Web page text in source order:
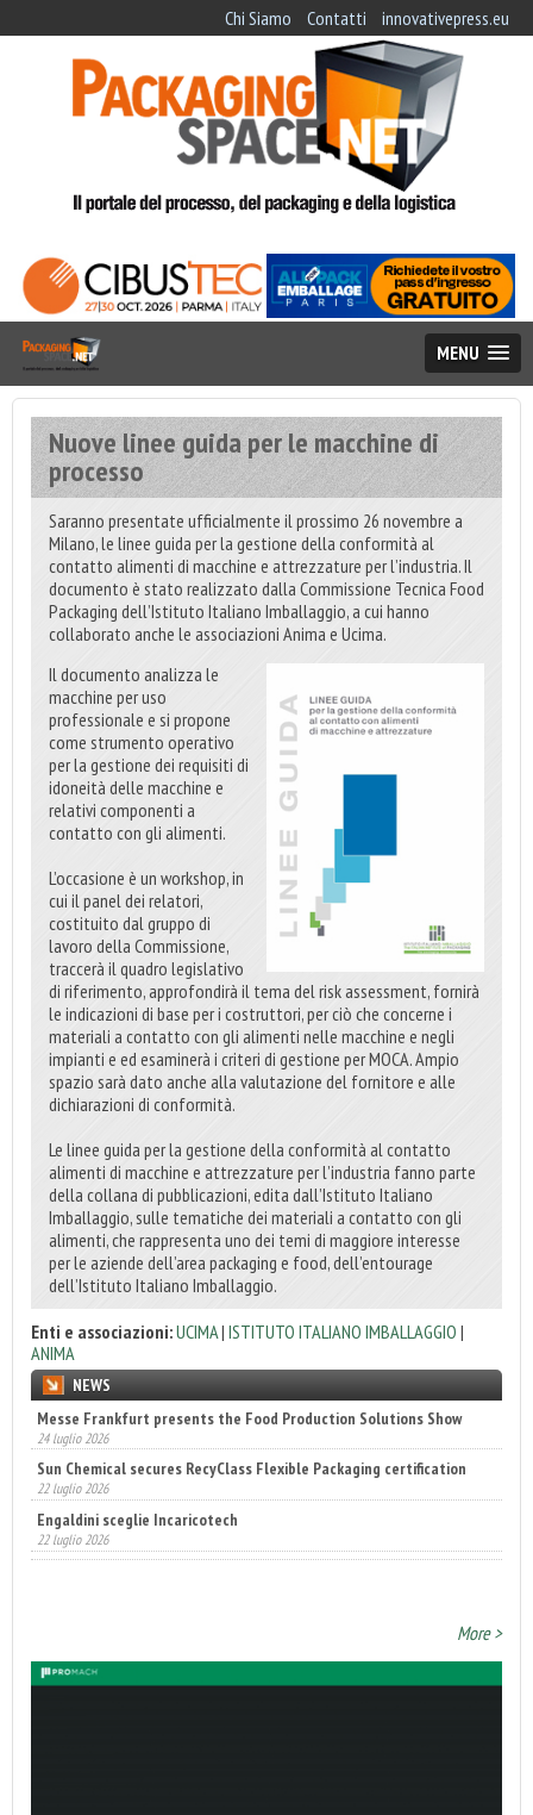
Chi Siamo Contatti innovativepress.eu
MENU
Nuove linee guida per le macchine di
processo
Saranno presentate ufficialmente il prossimo 26 novembre a
Milano, le linee guida per la gestione della conformità al
contatto alimenti di macchine e attrezzature per l’industria. Il
documento è stato realizzato dalla Commissione Tecnica Food
Packaging dell’Istituto Italiano Imballaggio, a cui hanno
collaborato anche le associazioni Anima e Ucima.
Il documento analizza le
macchine per uso
professionale e si propone
come strumento operativo
per la gestione dei requisiti di
idoneità delle macchine e
relativi componenti a
contatto con gli alimenti.
L’occasione è un workshop, in
cui il panel dei relatori,
costituito dal gruppo di
lavoro della Commissione,
traccerà il quadro legislativo
di riferimento, approfondirà il tema del risk assessment, fornirà
le indicazioni di base per i costruttori, per ciò che concerne i
materiali a contatto con gli alimenti nelle macchine e negli
impianti e ed esaminerà i criteri di gestione per MOCA. Ampio
spazio sarà dato anche alla valutazione del fornitore e alle
dichiarazioni di conformità.
Le linee guida per la gestione della conformità al contatto
alimenti di macchine e attrezzature per l’industria fanno parte
della collana di pubblicazioni, edita dall’Istituto Italiano
Imballaggio, sulle tematiche dei materiali a contatto con gli
alimenti, che rappresenta uno dei temi di maggiore interesse
per le aziende dell’area packaging e food, dell’entourage
dell’Istituto Italiano Imballaggio.
Enti e associazioni:UCIMA| ISTITUTO ITALIANO IMBALLAGGIO |
ANIMA
NEWS
Sun Chemical secures RecyClass Flexible Packaging certification
22 luglio 2026
Engaldini sceglie Incaricotech
22 luglio 2026
Annunciati i finalisti dei Diamonds Awards 2026 di FTA Europe
14 luglio 2026
More >